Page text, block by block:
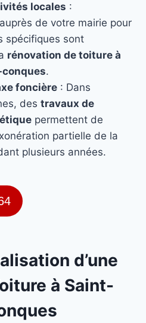
locales :
de votre mairie pour
spécifiques sont
rénovation de toiture à
.
foncière : Dans
des travaux de
permettent de
partielle de la
plusieurs années.
d’une
à Saint-